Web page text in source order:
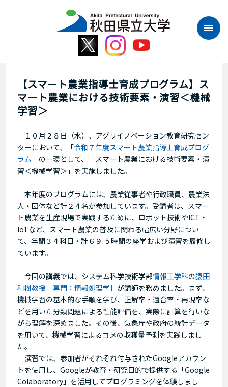
【スマート農業指導士育成プログラム】ス
マート農業における技術要素・演習＜機械
学習＞
１０月２８日（水）、アグリイノベーション教育研究セン
ターにおいて、「令和７年度スマート農業指導士育成プログ
ラム 」の一環として、「スマート農業における技術要素・演
習＜機械学習＞」を実施しました。
本年度のプログラムには、農業従事者や行政職員、農業法
人・団体など計２４名が参加しています。受講者は、スマー
ト農業を生産現場で実践するために、ロボット技術やICT・
IoTなど、スマート農業の普及に関わる幅広い分野につい
て、年間３４科目・計６９.５時間の座学および演習を履修し
ています。
今回の講義では、システム科学技術学部情報工学科の猿田
和樹教授［専門：情報処理学］ が講師を務めました。まず、
機械学習の基本的な手順を学び、正解率・適合率・再現率な
どを用いた分類問題による性能評価を、実際に計算を行いな
がら理解を深めました。その後、気象庁や政府の統計データ
を用いて、機械学習によるコメの収穫量予測を実践しまし
た。
演習では、参加者がそれぞれ付与されたGoogleアカウン
トを使用し、Googleが教育・研究目的で提供する「Google
Colaboratory」を活用してプログラミングを体験しまし